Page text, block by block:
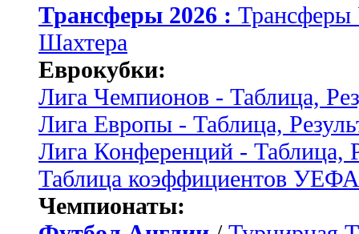
Трансферы 2026 :
Шахтера
Еврокубки:
Лига Чемпионов - Таблица,
Лига Европы - Таблица,
Лига Конференций - Таблица,
Таблица коэффициентов УЕФА
Чемпионаты: